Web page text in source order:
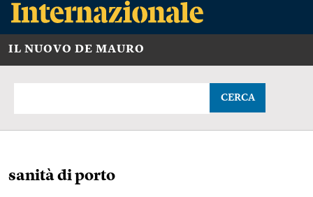
IL NUOVO DE MAURO
CERCA
sanità di porto